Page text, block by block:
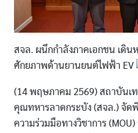
สจล. ผนึกกำลังภาคเอกชน เดิ
ศักยภาพด้านยานยนต์ไฟฟ้า EV
(14 พฤษภาคม 2569) สถาบันเท
คุณทหารลาดกระบัง (สจล.) จัด
ความร่วมมือทางวิชาการ